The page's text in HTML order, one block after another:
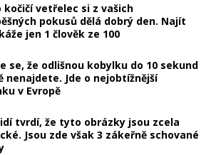
kočičí vetřelec si z vašich
pokusů dělá dobrý den. Najít
jen 1 člověk ze 100
se, že odlišnou kobylku do 10 sekund
nenajdete. Jde o nejobtížnější
v Evropě
tvrdí, že tyto obrázky jsou zcela
Jsou zde však 3 zákeřně schované